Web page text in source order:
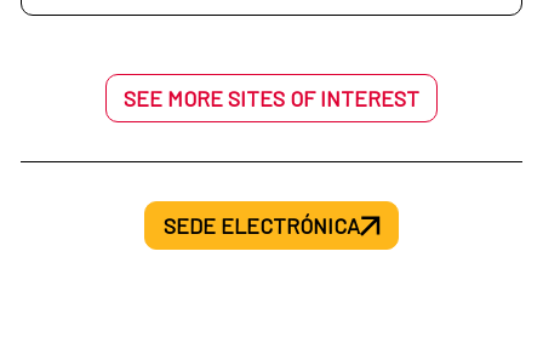
SEE MORE SITES OF INTEREST
SEDE ELECTRÓNICA